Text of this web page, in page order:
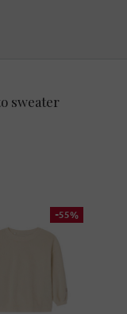
sweater
-55%